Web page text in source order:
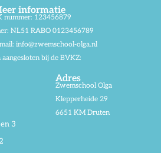
informatie
nummer: 123456879
NL51 RABO 0123456789
info@zwemschool-olga.nl
bij de BVKZ:
3
Adres
Zwemschool Olga
Klepperheide 29
6651 KM Druten